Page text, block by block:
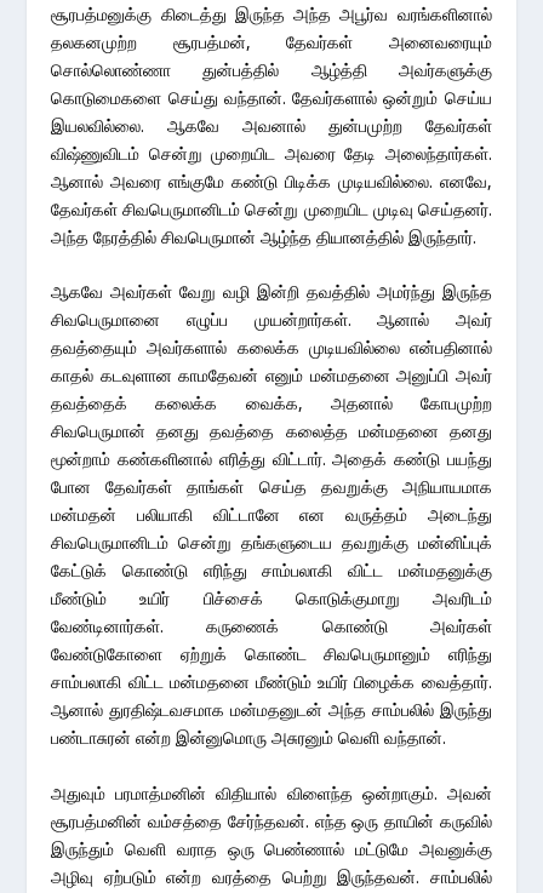
சூரபத்மனுக்கு கிடைத்து இருந்த அந்த அபூர்வ வரங்களினால்
தலகனமுற்ற சூரபத்மன், தேவர்கள் அனைவரையும்
சொல்லொண்ணா துன்பத்தில் ஆழ்த்தி அவர்களுக்கு
கொடுமைகளை செய்து வந்தான். தேவர்களால் ஒன்றும் செய்ய
இயலவில்லை. ஆகவே அவனால் துன்பமுற்ற தேவர்கள்
விஷ்ணுவிடம் சென்று முறையிட அவரை தேடி அலைந்தார்கள்.
ஆனால் அவரை எங்குமே கண்டு பிடிக்க முடியவில்லை. எனவே,
தேவர்கள் சிவபெருமானிடம் சென்று முறையிட முடிவு செய்தனர்.
அந்த நேரத்தில் சிவபெருமான் ஆழ்ந்த தியானத்தில் இருந்தார்.
ஆகவே அவர்கள் வேறு வழி இன்றி தவத்தில் அமர்ந்து இருந்த
சிவபெருமானை எழுப்ப முயன்றார்கள். ஆனால் அவர்
தவத்தையும் அவர்களால் கலைக்க முடியவில்லை என்பதினால்
காதல் கடவுளான காமதேவன் எனும் மன்மதனை அனுப்பி அவர்
தவத்தைக் கலைக்க வைக்க, அதனால் கோபமுற்ற
சிவபெருமான் தனது தவத்தை கலைத்த மன்மதனை தனது
மூன்றாம் கண்களினால் எரித்து விட்டார். அதைக் கண்டு பயந்து
போன தேவர்கள் தாங்கள் செய்த தவறுக்கு அநியாயமாக
மன்மதன் பலியாகி விட்டானே என வருத்தம் அடைந்து
சிவபெருமானிடம் சென்று தங்களுடைய தவறுக்கு மன்னிப்புக்
கேட்டுக் கொண்டு எரிந்து சாம்பலாகி விட்ட மன்மதனுக்கு
மீண்டும் உயிர் பிச்சைக் கொடுக்குமாறு அவரிடம்
வேண்டினார்கள். கருணைக் கொண்டு அவர்கள்
வேண்டுகோளை ஏற்றுக் கொண்ட சிவபெருமானும் எரிந்து
சாம்பலாகி விட்ட மன்மதனை மீண்டும் உயிர் பிழைக்க வைத்தார்.
ஆனால் துரதிஷ்டவசமாக மன்மதனுடன் அந்த சாம்பலில் இருந்து
பண்டாசுரன் என்ற இன்னுமொரு அசுரனும் வெளி வந்தான்.
அதுவும் பரமாத்மனின் விதியால் விளைந்த ஒன்றாகும். அவன்
சூரபத்மனின் வம்சத்தை சேர்ந்தவன். எந்த ஒரு தாயின் கருவில்
இருந்தும் வெளி வராத ஒரு பெண்ணால் மட்டுமே அவனுக்கு
அழிவு ஏற்படும் என்ற வரத்தை பெற்று இருந்தவன். சாம்பலில்